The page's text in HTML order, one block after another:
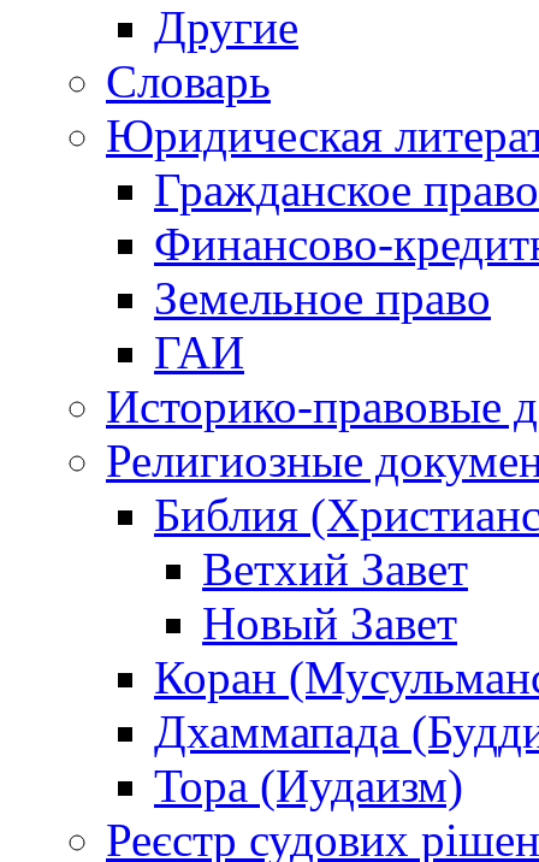
Другие
Словарь
Юридическая
Гражданское право
Финансово-
Земельное право
ГАИ
Историко-правовые
Религиозные
Библия
Ветхий Завет
Новый Завет
Коран
Дхаммапада
Тора (Иудаизм)
Реєстр судових